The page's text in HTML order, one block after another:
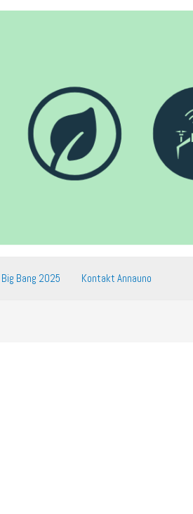
Big Bang 2025 Kontakt Annauno